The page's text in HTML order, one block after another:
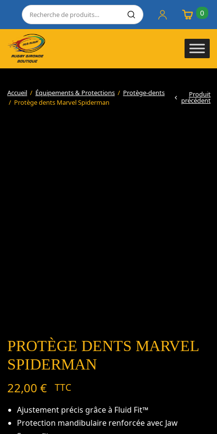
0
Accueil / Équipements & Protections / Protège-dents
/ Protège dents Marvel Spiderman
Produit
précédent
PROTÈGE DENTS MARVEL
SPIDERMAN
22,00€ TTC
Ajustement précis grâce à Fluid Fit™
Protection mandibulaire renforcée avec Jaw